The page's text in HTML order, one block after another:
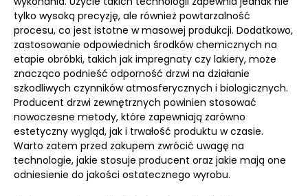
tylko wysoką precyzję, ale również powtarzalność
procesu, co jest istotne w masowej produkcji. Dodatkowo,
zastosowanie odpowiednich środków chemicznych na
etapie obróbki, takich jak impregnaty czy lakiery, może
znacząco podnieść odporność drzwi na działanie
szkodliwych czynników atmosferycznych i biologicznych.
Producent drzwi zewnętrznych powinien stosować
nowoczesne metody, które zapewniają zarówno
estetyczny wygląd, jak i trwałość produktu w czasie.
Warto zatem przed zakupem zwrócić uwagę na
technologie, jakie stosuje producent oraz jakie mają one
odniesienie do jakości ostatecznego wyrobu.